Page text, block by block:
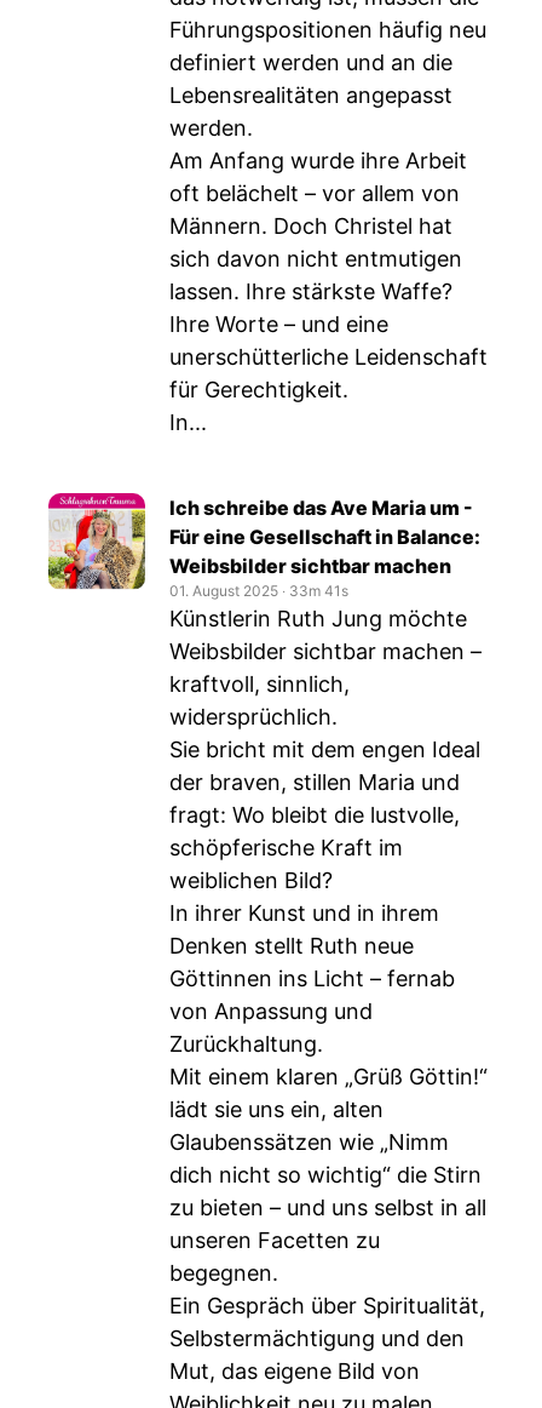
Führungspositionen häufig neu
definiert werden und an die
Lebensrealitäten angepasst
werden.
Am Anfang wurde ihre Arbeit
oft belächelt – vor allem von
Männern. Doch Christel hat
sich davon nicht entmutigen
lassen. Ihre stärkste Waffe?
Ihre Worte – und eine
unerschütterliche Leidenschaft
für Gerechtigkeit.
In...
Ich schreibe das Ave Maria um -
Für eine Gesellschaft in Balance:
Weibsbilder sichtbar machen
01. August 2025 ‧ 33m 41s
Künstlerin Ruth Jung möchte
Weibsbilder sichtbar machen –
kraftvoll, sinnlich,
widersprüchlich.
Sie bricht mit dem engen Ideal
der braven, stillen Maria und
fragt: Wo bleibt die lustvolle,
schöpferische Kraft im
weiblichen Bild?
In ihrer Kunst und in ihrem
Denken stellt Ruth neue
Göttinnen ins Licht – fernab
von Anpassung und
Zurückhaltung.
Mit einem klaren „Grüß Göttin!“
lädt sie uns ein, alten
Glaubenssätzen wie „Nimm
dich nicht so wichtig“ die Stirn
zu bieten – und uns selbst in all
unseren Facetten zu
begegnen.
Ein Gespräch über Spiritualität,
Selbstermächtigung und den
Mut, das eigene Bild von